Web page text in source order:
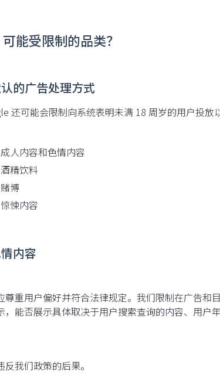
能受限制的品类？
的广告处理方式
还可能会限制向系统表明未满 18 周岁的用户投放
成人内容和色情内容
酒精饮料
赌博
惊悚内容
内容
尊重用户偏好并符合法律规定。我们限制在广告
，能否展示具体取决于用户搜索查询的内容、用户
反我们政策的后果。